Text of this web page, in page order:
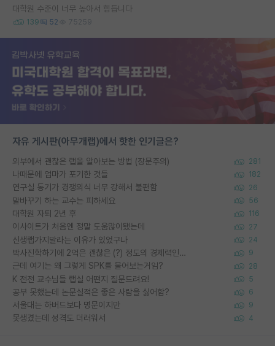
대학원 수준이 너무 높아서 힘듭니다
139 52 75259
자유 게시판(아무개랩)에서 핫한 인기글은?
외부에서 괜찮은 랩을 알아보는 방법 (장문주의) 281
나때문에 엄마가 포기한 것들 182
연구실 동기가 경쟁의식 너무 강해서 불편함 26
말바꾸기 하는 교수는 피하세요 56
대학원 자퇴 2년 후 116
이사이트가 처음엔 정말 도움많이됐는데 27
신생랩가지말라는 이유가 있었구나 24
박사진학하기에 2억은 괜찮은 (?) 정도의 경제력인가요 9
근데 여기는 왜 그렇게 SPK를 물어보는거임? 28
K 전전 교수님들 랩실 어떤지 질문드려요! 5
공부 못했는데 논문실적은 좋은 사람을 싫어함? 6
서울대는 하버드보다 명문이지만 9
못생겼는데 성격도 더러워서 4